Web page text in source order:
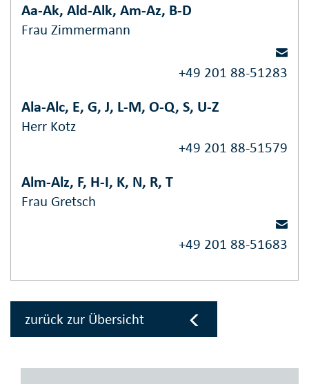
Aa-Ak, Ald-Alk, Am-Az, B-D
Frau Zimmermann
+49 201 88-51283
Ala-Alc, E, G, J, L-M, O-Q, S, U-Z
Herr Kotz
+49 201 88-51579
Alm-Alz, F, H-I, K, N, R, T
Frau Gretsch
+49 201 88-51683
zurück zur Übersicht